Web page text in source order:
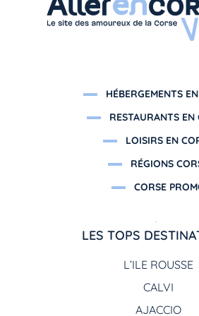
HÉBERGEMENTS
RESTAURANTS EN
LOISIRS EN
RÉGIONS
CORSE
LES TOPS
L’ILE ROUSSE
CALVI
AJACCIO